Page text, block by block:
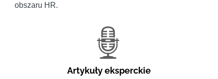
obszaru HR.
Artykuły eksperckie